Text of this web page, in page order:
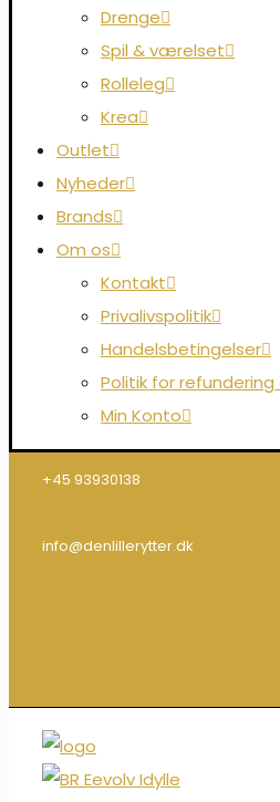
Drenge
Spil & værelset
Rolleleg
Krea
Outlet
Nyheder
Brands
Om os
Kontakt
Privalivspolitik
Handelsbetingelser
Politik for
Min Konto
+45 93930138
info@denlillerytter.dk